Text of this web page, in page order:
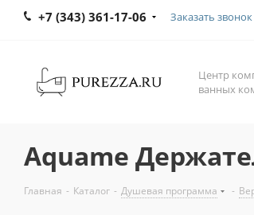
+7 (343) 361-17-06 Заказать звонок
Центр
ванных
Aquame
Главная - Каталог - Душевая программа -